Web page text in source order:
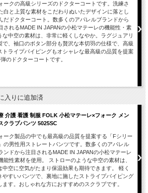
ークの高級シリーズのドクターコートです。洗練さ
白と上質な素材をこだわりぬいたデザインに落とし
だドクターコート。数多くのアパレルブランドから
されるMADE IN JAPANの小松マテーレの機能性・素
中空の素材は、非常に軽くしなやか。ラグジュアリ
で、袖口のボタン部分も贅沢な本切羽の仕様で、高級
ライプパイピングもオシャレな最高級の品質を提案
のドクターコートです。
入りに追加済
介護 看護 制服 FOLK 小松マテーレ×フォーク メン
クラブパンツ 5025SC
ーク製品の中でも最高級の品質を提案する「Fシリー
の男性用ストレートパンツです。数多くのアパレル
ンドから注目されるMADE IN JAPANの小松マテーレ
能性素材を使用。 ストローのような中空の素材は、
空に空気がたまり保温効果も期待できます。 軽く
やすいパンツで、裏地に施したストライプパイピング
す。おしゃれな方におすすめのスクラブです。